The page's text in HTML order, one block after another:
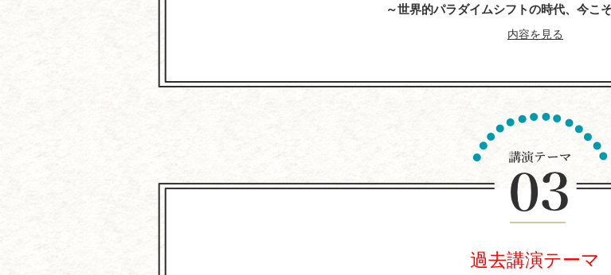
～世界的パラダイムシフトの時代、今こ
内容を見る
『平清盛』に学ぶ経営学
今こそ、躍動感とエネルギーにあふれる勇
武田信玄の軍師・山本勘助が教える「風林火山
天璋院・篤姫―女の戦（いく
過去講演テーマ